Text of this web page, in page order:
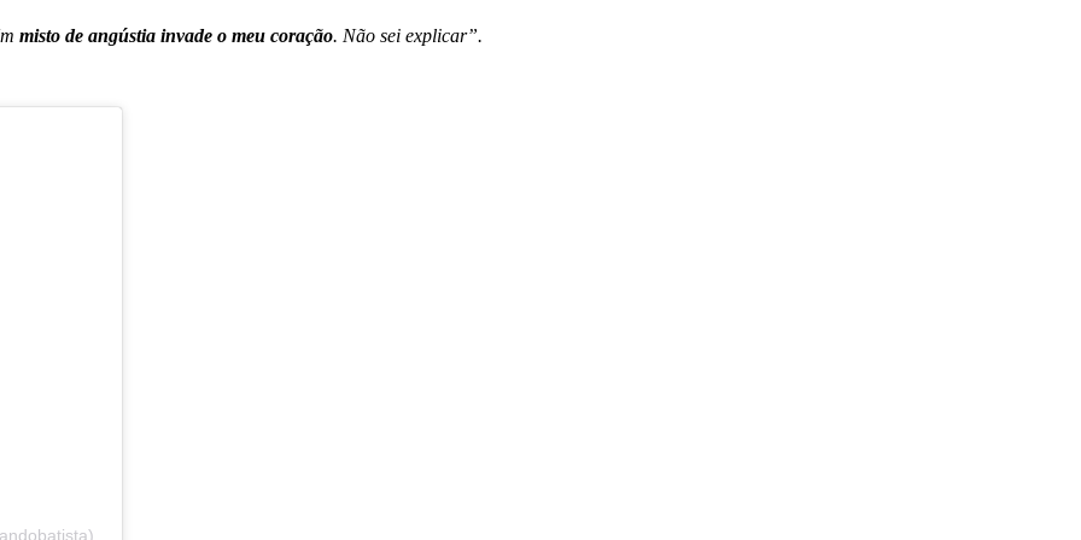
misto de angústia invade o meu coração. Não sei explicar”.